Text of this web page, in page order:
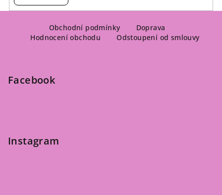
Obchodní podmínky
Doprava
Hodnocení obchodu
Odstoupení od smlouvy
Facebook
Instagram